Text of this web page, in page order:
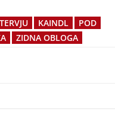
KAINDL
POD
ZIDNA OBLOGA